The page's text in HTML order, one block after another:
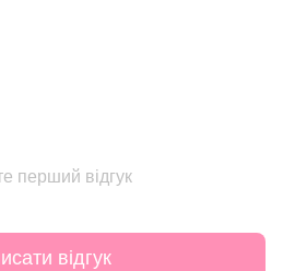
перший відгук
відгук